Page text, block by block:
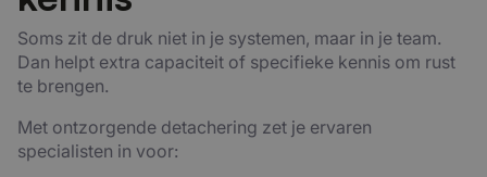
Soms zit de druk niet in je systemen, maar in je team.
Dan helpt extra capaciteit of specifieke kennis om rust
te brengen.
Met ontzorgende detachering zet je ervaren
specialisten in voor: